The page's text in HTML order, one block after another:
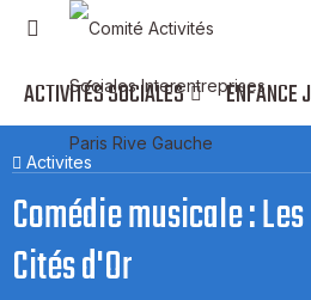
ACTIVITÉS SOCIALES ENFANCE
Activites
Comédie musicale :
Cités d'Or